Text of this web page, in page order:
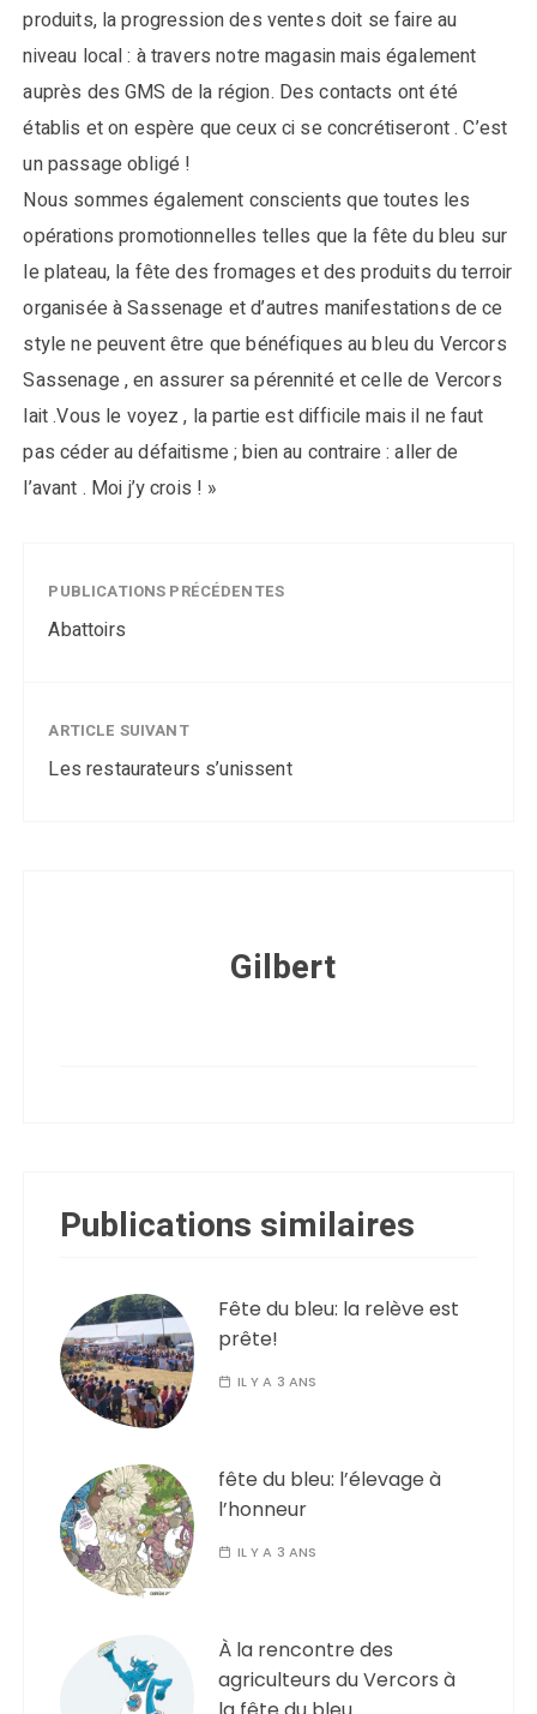
produits, la progression des ventes doit se faire au
niveau local : à travers notre magasin mais également
auprès des GMS de la région. Des contacts ont été
établis et on espère que ceux ci se concrétiseront . C’est
un passage obligé !
Nous sommes également conscients que toutes les
opérations promotionnelles telles que la fête du bleu sur
le plateau, la fête des fromages et des produits du terroir
organisée à Sassenage et d’autres manifestations de ce
style ne peuvent être que bénéfiques au bleu du Vercors
Sassenage , en assurer sa pérennité et celle de Vercors
lait .Vous le voyez , la partie est difficile mais il ne faut
pas céder au défaitisme ; bien au contraire : aller de
l’avant . Moi j’y crois ! »
PUBLICATIONS PRÉCÉDENTES
Abattoirs
ARTICLE SUIVANT
Les restaurateurs s’unissent
Gilbert
Publications similaires
Fête du bleu: la relève est
prête!
IL Y A 3 ANS
fête du bleu: l’élevage à
l’honneur
IL Y A 3 ANS
À la rencontre des
agriculteurs du Vercors à